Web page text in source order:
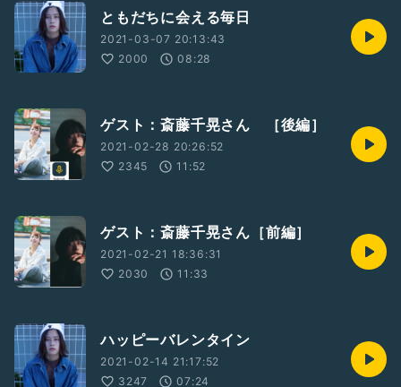
ともだちに会える毎日
2021-03-07 20:13:43
2000
08:28
ゲスト：斎藤千晃さん ［後編］
2021-02-28 20:26:52
2345
11:52
ゲスト：斎藤千晃さん［前編］
2021-02-21 18:36:31
2030
11:33
ハッピーバレンタイン
2021-02-14 21:17:52
3247
07:24